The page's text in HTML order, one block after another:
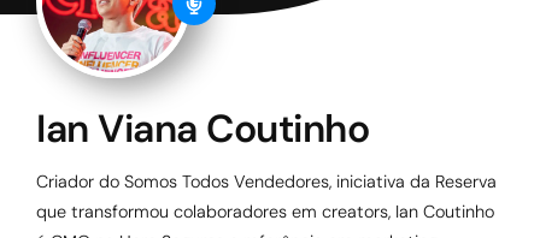
Ian Viana Coutinho
Criador do Somos Todos Vendedores, iniciativa da Reserva
que transformou colaboradores em creators, Ian Coutinho